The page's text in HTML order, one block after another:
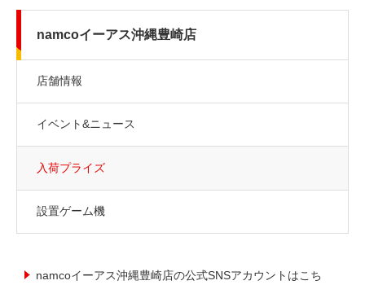
namcoイーアス沖縄豊崎店
店舗情報
イベント&ニュース
入荷プライズ
設置ゲーム機
namcoイーアス沖縄豊崎店の公式SNSアカウントはこち